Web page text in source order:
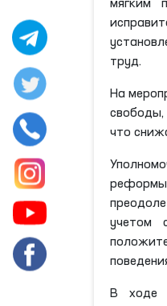
мягким
труд.
На
что
реформы
учетом
В ходе